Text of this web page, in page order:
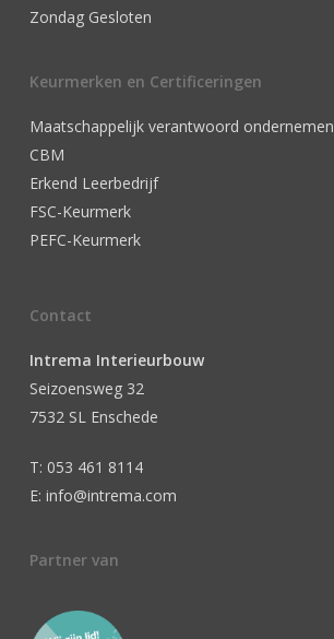
Zondag Gesloten
Keurmerken en Certificeringen
Maatschappelijk verantwoord ondernemen
CBM
Erkend Leerbedrijf
FSC-Keurmerk
PEFC-Keurmerk
Contact
Intrema Interieurbouw
Seizoensweg 32
7532 SL Enschede
T: 053 461 8114
E: info@intrema.com
Partner van